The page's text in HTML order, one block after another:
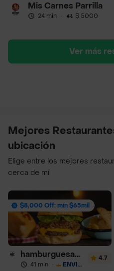
Mis Carnes Parrilla
24 min · $ 5000
Ver más
Mejores
ubicación
Elige entre los mejores
cerca de mí
$8,000 Off: mín $65mil
hamburguesas Rustica (RDC)
41 min · ENVÍO GRATIS
4.7